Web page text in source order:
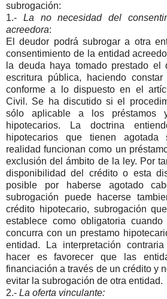
subrogación:
1.- La no necesidad del
acreedora:
El deudor podrá subrogar a otra
consentimiento de la entidad
la deuda haya tomado prestado
escritura pública, haciendo
conforme a lo dispuesto en el
Civil. Se ha discutido si el
sólo aplicable a los
hipotecarios. La doctrina
hipotecarios que tienen agotada
realidad funcionan como un
exclusión del ámbito de la ley. Por
disponibilidad del crédito o esta
posible por haberse agotado
subrogación puede hacerse
crédito hipotecario, subrogación
establece como obligatoria
concurra con un prestamo
entidad. La interpretación
hacer es favorecer que las
financiación a través de un crédito y
evitar la subrogación de otra entidad.
2.- La oferta vinculante: